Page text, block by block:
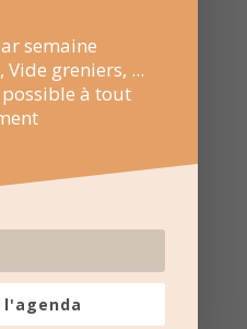
Chomel-
de-Provence
Saint-
semaine
greniers, ...
à tout
l'agenda